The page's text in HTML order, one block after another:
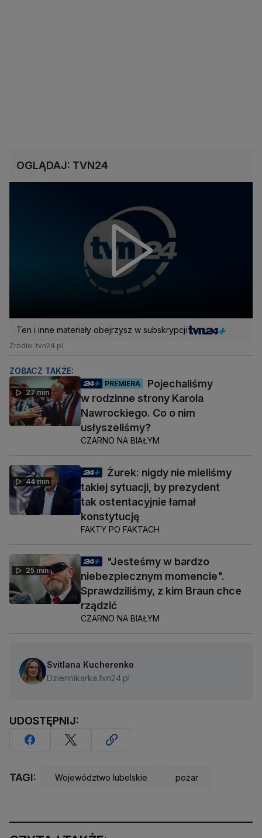
OGLĄDAJ: TVN24
Ten i inne materiały obejrzysz w subskrypcji
Źródło: tvn24.pl
ZOBACZ TAKŻE:
27 min
PREMIERA
Pojechaliśmy
w rodzinne strony Karola
Nawrockiego. Co o nim
usłyszeliśmy?
CZARNO NA BIAŁYM
44 min
Żurek: nigdy nie mieliśmy
takiej sytuacji, by prezydent
tak ostentacyjnie łamał
konstytucję
FAKTY PO FAKTACH
25 min
"Jesteśmy w bardzo
niebezpiecznym momencie".
Sprawdziliśmy, z kim Braun chce
rządzić
CZARNO NA BIAŁYM
Svitlana Kucherenko
Dziennikarka tvn24.pl
UDOSTĘPNIJ:
TAGI: Województwo lubelskie pożar